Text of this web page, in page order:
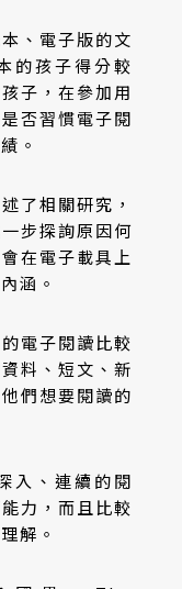
、電子版的文
的孩子得分較
子，在參加用
否習慣電子閱
。
相關研究，
步探詢原因何
在電子載具上
涵。
電子閱讀比較
料、短文、新
們想要閱讀的
入、連續的閱
力，而且比較
解。